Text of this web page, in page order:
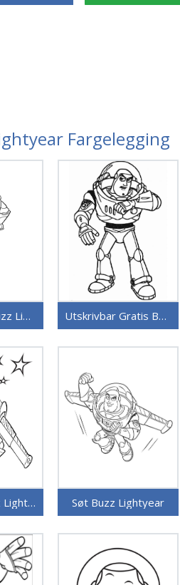
Fargelegging
Utskrivbart Buzz Lightyear Bilde Utskrivbar Gratis Buzz Lightyear
Smilende Buzz Lightyear Søt Buzz Lightyear